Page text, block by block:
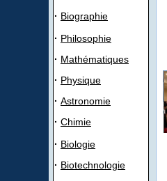
· Biographie
· Philosophie
· Mathématiques
· Physique
· Astronomie
· Chimie
· Biologie
· Biotechnologie